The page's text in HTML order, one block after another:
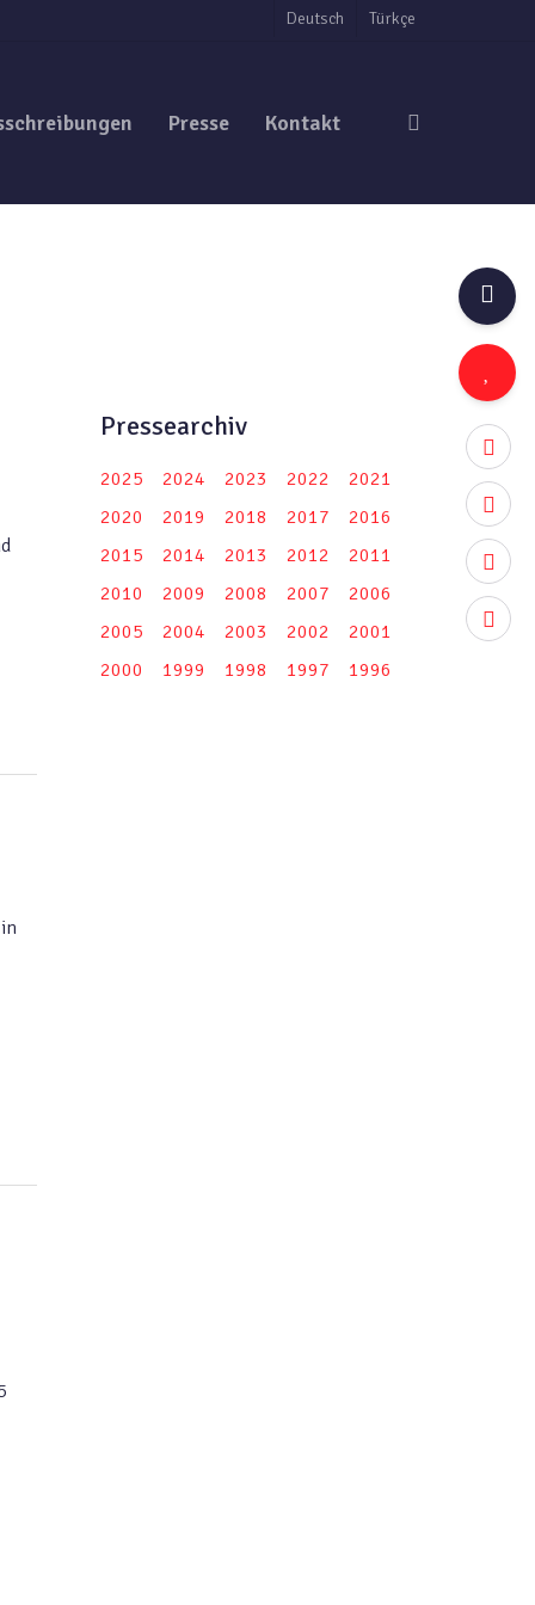
twitter
Deutsch Türkçe
Presse Kontakt
Pressearchiv
2025 2024 2023 2022
2021
2020
2019 2018 2017
2016
2015
2014 2013 2012
2011
2010
2009 2008 2007
2006
2005
2004 2003 2002
2001
2000
1999 1998 1997 1996